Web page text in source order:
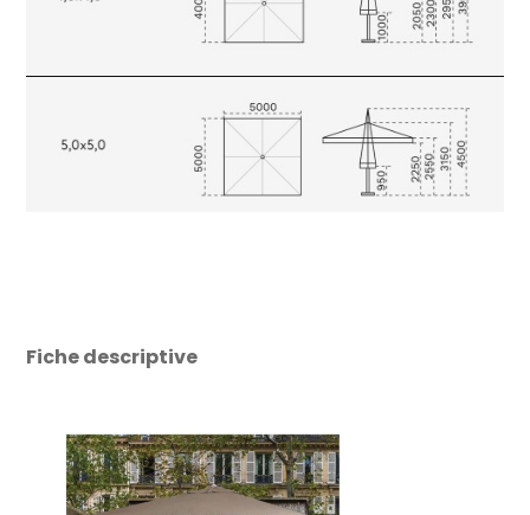
Fiche descriptive